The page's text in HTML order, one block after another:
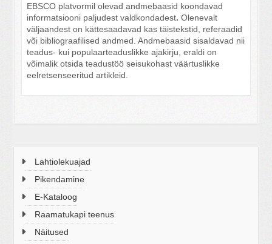
Lahtiolekuajad
Pikendamine
E-Kataloog
Raamatukapi teenus
Näitused
EBSCO platvormil olevad andmebaasid koondavad
informatsiooni paljudest valdkondadest. Olenevalt
väljaandest on kättesaadavad kas täistekstid, referaadid
või bibliograafilised andmed. Andmebaasid sisaldavad nii
teadus- kui populaarteaduslikke ajakirju, eraldi on
võimalik otsida teadustöö seisukohast väärtuslikke
eelretsenseeritud artikleid.